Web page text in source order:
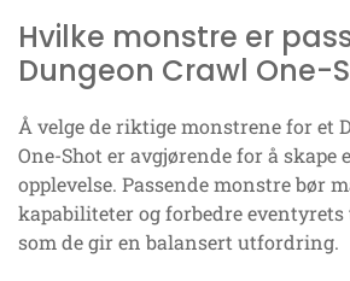
Hvilke monstre er
Dungeon Crawl One-
Å velge de riktige monstrene for et
One-Shot er avgjørende for å skape
opplevelse. Passende monstre bør
kapabiliteter og forbedre
som de gir en balansert utfordring.